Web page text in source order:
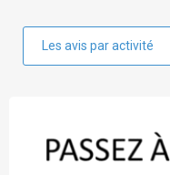
Les avis par activité